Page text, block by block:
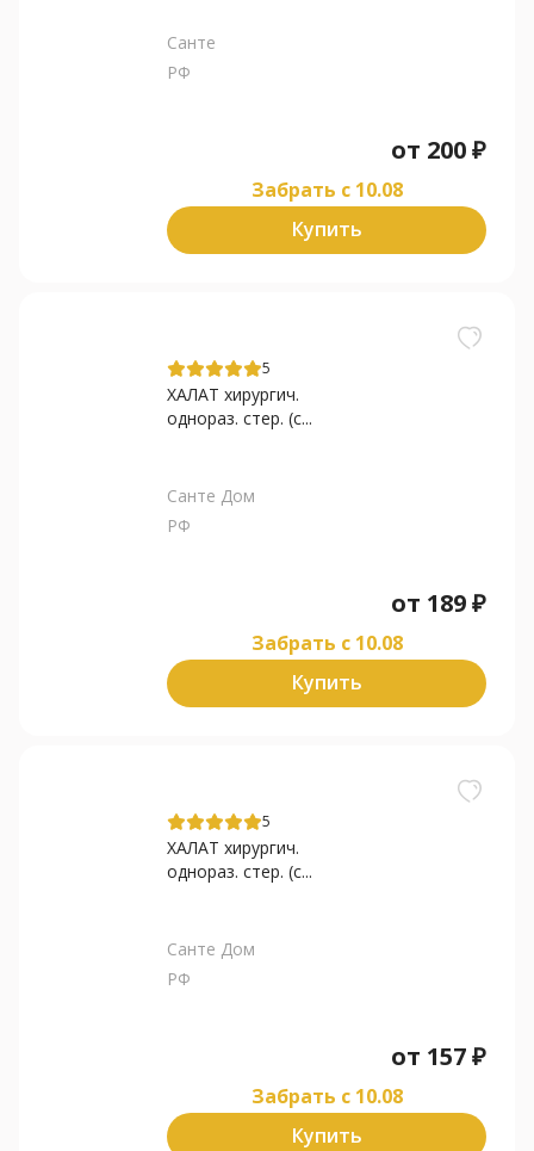
Санте
РФ
от 200₽
Забрать c 10.08
Купить
5
ХАЛАТ хирургич.
однораз. стер. (с...
Санте Дом
РФ
от 189₽
Забрать c 10.08
Купить
5
ХАЛАТ хирургич.
однораз. стер. (с...
Санте Дом
РФ
от 157₽
Забрать c 10.08
Купить